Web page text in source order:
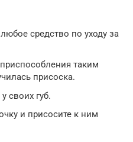
средство по уходу за
таким
присоска.
своих губ.
и присосите к ним